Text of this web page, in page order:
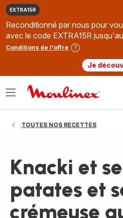
EXTRA15R
Reconditionné par nous pour
avec le code EXTRA15R
Conditions de l'offre
Je
Ouvrir
TOUTES NOS RECETTES
Knacki et
patates et
crémeuse